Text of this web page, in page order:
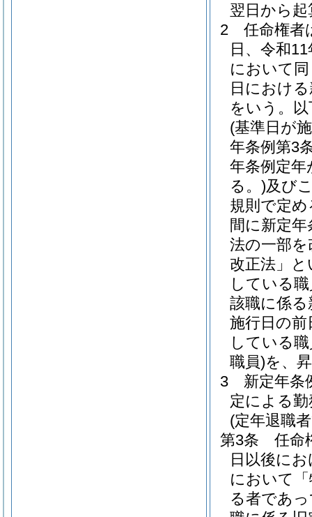
翌日から
2
任命権者
日、令和
において
日におけ
をいう。
(基準日が
年条例第3
年条例定
る。)及び
規則で定
間に新定
法の一部
改正法」と
している
該職に係る
施行日の
している
職員)を、
3
新定年条
定による
(定年退職
第3条
任命
日以後に
において
る者であ